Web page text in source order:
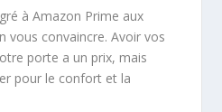
à Amazon Prime aux
vous convaincre. Avoir vos
porte a un prix, mais
pour le confort et la